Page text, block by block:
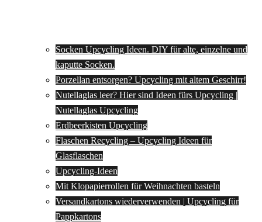
Socken Upcycling Ideen. DIY für alte, einzelne und
kaputte Socken.
Porzellan entsorgen? Upcycling mit altem Geschirr!
Nutellaglas leer? Hier sind Ideen fürs Upcycling |
Nutellaglas Upcycling
Erdbeerkisten Upcycling
Flaschen Recycling – Upcycling Ideen für
Glasflaschen
Upcycling-Ideen
Mit Klopapierrollen für Weihnachten basteln
Versandkartons wiederverwenden | Upcycling für
Pappkartons